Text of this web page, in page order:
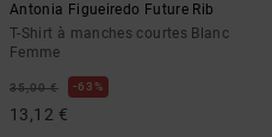
Antonia Figueiredo Future Rib
T-Shirt à manches courtes Blanc
Femme
35,00 € 63%
13,12 €